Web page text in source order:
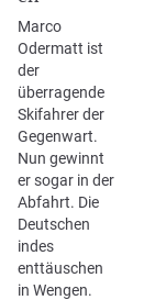
Marco
Odermatt ist
der
überragende
Skifahrer der
Gegenwart.
Nun gewinnt
er sogar in der
Abfahrt. Die
Deutschen
indes
enttäuschen
in Wengen.